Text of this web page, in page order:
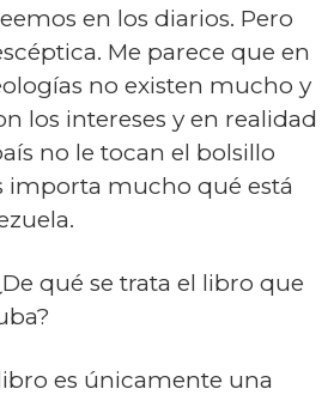
en los diarios. Pero
Me parece que en
no existen mucho y
los intereses y en realidad
no le tocan el bolsillo
importa mucho qué está
qué se trata el libro que
es únicamente una